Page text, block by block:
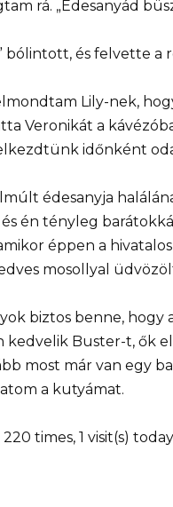
rá. „Édesanyád
bólintott, és felvette a
Lily-nek,
Veronikát a
időnként
édesanyja
én tényleg
éppen a
mosollyal
biztos benne, hogy
Buster-t, ők
most már van egy
a kutyámat.
220 times, 1 visit(s) today